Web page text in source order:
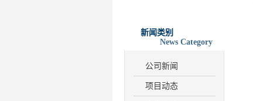
新闻类别
News Category
公司新闻
项目动态